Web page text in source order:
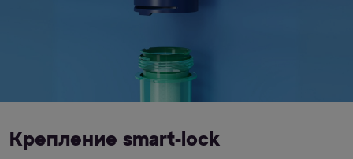
Крепление smart-lock